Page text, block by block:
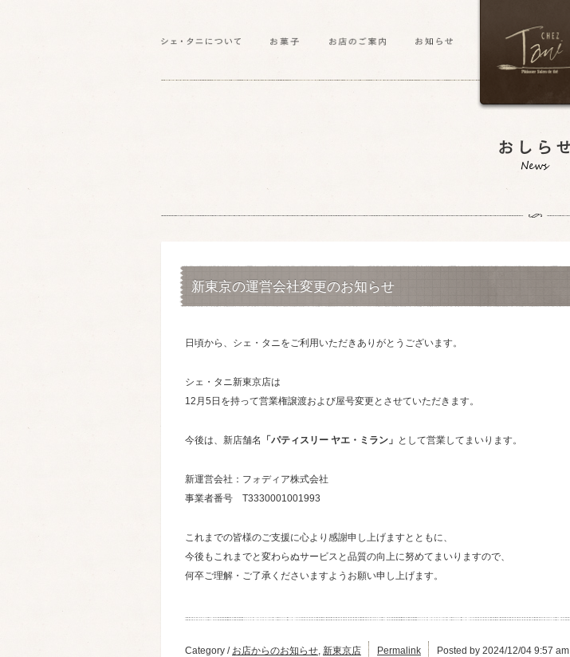
新東京の運営会社変更のお知らせ
日頃から、シェ・タニをご利用いただきありがとうございます。
シェ・タニ新東京店は
12月5日を持って営業権譲渡および屋号変更とさせていただきます。
今後は、新店舗名 「パティスリー ヤエ・ミラン」 として営業してまいります。
新運営会社：フォディア株式会社
事業者番号 T3330001001993
これまでの皆様のご支援に心より感謝申し上げますとともに、
今後もこれまでと変わらぬサービスと品質の向上に努めてまいりますので、
何卒ご理解・ご了承くださいますようお願い申し上げます。
Category / お店からのお知らせ, 新東京店 Permalink Posted by 2024/12/04 9:57 am